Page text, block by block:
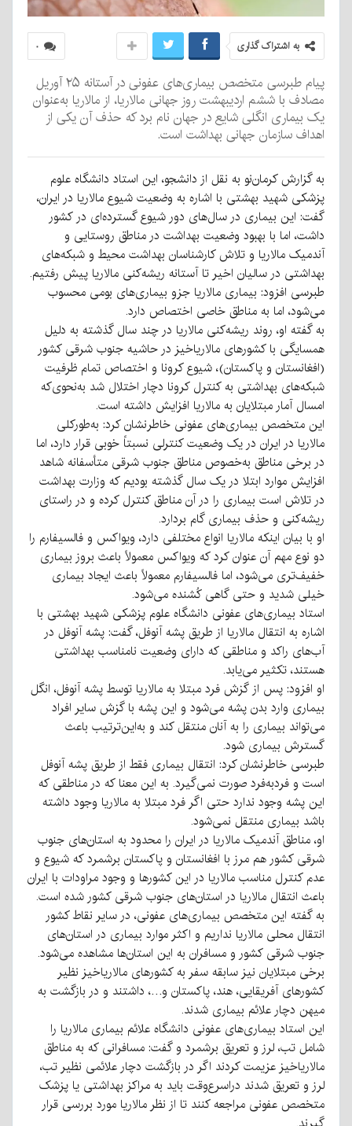
۰ به اشتراک گذاری
پیام طبرسی متخصص بیماری‌های عفونی در آستانه ۲۵ آوریل
مصادف با ششم اردیبهشت روز جهانی مالاریا، از مالاریا به‌عنوان
یک بیماری انگلی شایع در جهان نام برد که حذف آن یکی از
اهداف سازمان جهانی بهداشت است.
به گزارش کرمان‌نو به نقل از دانشجو، این استاد دانشگاه علوم
پزشکی شهید بهشتی با اشاره به وضعیت شیوع مالاریا در ایران،
گفت: این بیماری در سال‌های دور شیوع گسترده‌ای در کشور
داشت، اما با بهبود وضعیت بهداشت در مناطق روستایی و
آندمیک مالاریا و تلاش کارشناسان بهداشت محیط و شبکه‌های
بهداشتی در سالیان اخیر تا آستانه ریشه‌کنی مالاریا پیش رفتیم.
طبرسی افزود: بیماری مالاریا جزو بیماری‌های بومی محسوب
می‌شود، اما به مناطق خاصی اختصاص دارد.
به گفته او، روند ریشه‌کنی مالاریا در چند سال گذشته به دلیل
همسایگی با کشورهای مالاریاخیز در حاشیه جنوب شرقی کشور
(افغانستان و پاکستان)، شیوع کرونا و اختصاص تمام ظرفیت
شبکه‌های بهداشتی به کنترل کرونا دچار اختلال شد به‌نحوی‌که
امسال آمار مبتلایان به مالاریا افزایش داشته است.
این متخصص بیماری‌های عفونی خاطرنشان کرد: به‌طورکلی
مالاریا در ایران در یک وضعیت کنترلی نسبتاً خوبی قرار دارد، اما
در برخی مناطق به‌خصوص مناطق جنوب شرقی متأسفانه شاهد
افزایش موارد ابتلا در یک سال گذشته بودیم که وزارت بهداشت
در تلاش است بیماری را در آن مناطق کنترل کرده و در راستای
ریشه‌کنی و حذف بیماری گام بردارد.
او با بیان اینکه مالاریا انواع مختلفی دارد، ویواکس و فالسیفارم را
دو نوع مهم آن عنوان کرد که ویواکس معمولاً باعث بروز بیماری
خفیف‌تری می‌شود، اما فالسیفارم معمولاً باعث ایجاد بیماری
خیلی شدید و حتی گاهی کُشنده می‌شود.
استاد بیماری‌های عفونی دانشگاه علوم پزشکی شهید بهشتی با
اشاره به انتقال مالاریا از طریق پشه آنوفل، گفت: پشه آنوفل در
آب‌های راکد و مناطقی که دارای وضعیت نامناسب بهداشتی
هستند، تکثیر می‌یابد.
او افزود: پس از گزش فرد مبتلا به مالاریا توسط پشه آنوفل، انگل
بیماری وارد بدن پشه می‌شود و این پشه با گزش سایر افراد
می‌تواند بیماری را به آنان منتقل کند و به‌این‌ترتیب باعث
گسترش بیماری شود.
طبرسی خاطرنشان کرد: انتقال بیماری فقط از طریق پشه آنوفل
است و فردبه‌فرد صورت نمی‌گیرد. به این معنا که در مناطقی که
این پشه وجود ندارد حتی اگر فرد مبتلا به مالاریا وجود داشته
باشد بیماری منتقل نمی‌شود.
او، مناطق آندمیک مالاریا در ایران را محدود به استان‌های جنوب
شرقی کشور هم مرز با افغانستان و پاکستان برشمرد که شیوع و
عدم کنترل مناسب مالاریا در این کشورها و وجود مراودات با ایران
باعث انتقال مالاریا در استان‌های جنوب شرقی کشور شده است.
به گفته این متخصص بیماری‌های عفونی، در سایر نقاط کشور
انتقال محلی مالاریا نداریم و اکثر موارد بیماری در استان‌های
جنوب شرقی کشور و مسافران به این استان‌ها مشاهده می‌شود.
برخی مبتلایان نیز سابقه سفر به کشورهای مالاریاخیز نظیر
کشورهای آفریقایی، هند، پاکستان و…، داشتند و در بازگشت به
میهن دچار علائم بیماری شدند.
این استاد بیماری‌های عفونی دانشگاه علائم بیماری مالاریا را
شامل تب، لرز و تعریق برشمرد و گفت: مسافرانی که به مناطق
مالاریاخیز عزیمت کردند اگر در بازگشت دچار علائمی نظیر تب،
لرز و تعریق شدند دراسرع‌وقت باید به مراکز بهداشتی یا پزشک
متخصص عفونی مراجعه کنند تا از نظر مالاریا مورد بررسی قرار